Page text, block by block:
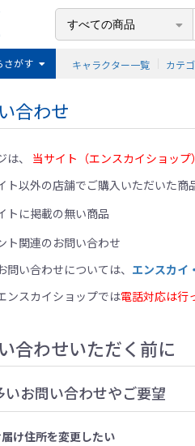
さがす キャラクター一覧 カテ
合わせ
は、 当サイト（エンスカイショッ
ト以外の店舗でご購入いただいた商
トに掲載の無い商品
ト関連のお問い合わせ
問い合わせについては、 エンスカイ
ンスカイショップでは電話対応は行
合わせいただく前に
いお問い合わせやご要望
け住所を変更したい